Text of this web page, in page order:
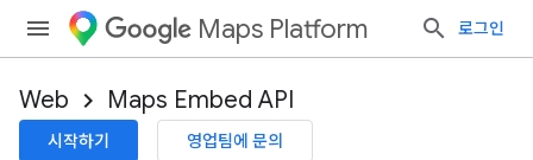
Maps Platform 로그인
Web Maps Embed API
시작하기 영업팀에 문의